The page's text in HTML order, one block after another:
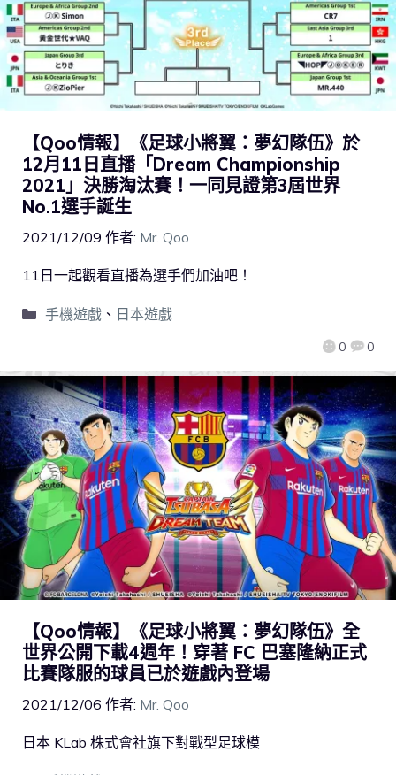
【Qoo情報】《足球小將翼：夢幻隊伍》於
12月11日直播「Dream Championship
2021」決勝淘汰賽！一同見證第3屆世界
No.1選手誕生
2021/12/09 作者: Mr. Qoo
0 0
11日一起觀看直播為選手們加油吧！
手機遊戲、 日本遊戲
【Qoo情報】《足球小將翼：夢幻隊伍》全
世界公開下載4週年！穿著 FC 巴塞隆納正式
比賽隊服的球員已於遊戲內登場
2021/12/06 作者: Mr. Qoo
日本 KLab 株式會社旗下對戰型足球模